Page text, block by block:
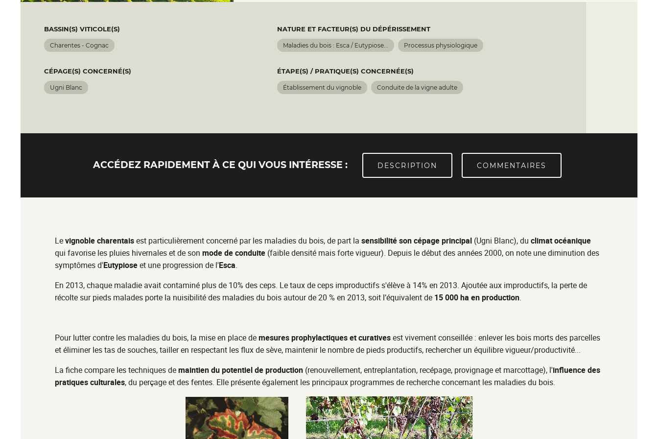
BASSIN(S) VITICOLE(S)
Charentes - Cognac
NATURE ET FACTEUR(S) DU DÉPÉRISSEMENT
Maladies du bois : Esca / Eutypiose... Processus physiologique
CÉPAGE(S) CONCERNÉ(S)
Ugni Blanc
ÉTAPE(S) / PRATIQUE(S) CONCERNÉE(S)
Établissement du vignoble Conduite de la vigne adulte
ACCÉDEZ RAPIDEMENT À CE QUI VOUS INTÉRESSE : DESCRIPTION COMMENTAIRES
Levignoble charentaisest particulièrement concerné par les maladies du bois, de part la sensibilité son cépage principal (Ugni Blanc), du climat océanique
qui favorise les pluies hivernales et de son mode de conduite (faible densité mais forte vigueur). Depuis le début des années 2000, on note une diminution des
symptômes d'Eutypioseet une progression de l'Esca.
En 2013, chaque maladie avait contaminé plus de 10% des ceps. Le taux de ceps improductifs s'élève à 14% en 2013. Ajoutée aux improductifs, la perte de
récolte sur pieds malades porte la nuisibilité des maladies du bois autour de 20 % en 2013, soit l’équivalent de 15 000 ha en production.
Pour lutter contre les maladies du bois, la mise en place demesures prophylactiques et curativesest vivement conseillée : enlever les bois morts des parcelles
et éliminer les tas de souches, tailler en respectant les flux de sève, maintenir le nombre de pieds productifs, rechercher un équilibre vigueur/productivité...
La fiche compare les techniques demaintien du potentiel de production (renouvellement, entreplantation, recépage, provignage et marcottage), l'influence des
pratiques culturales, du perçage et des fentes. Elle présente également les principaux programmes de recherche concernant les maladies du bois.